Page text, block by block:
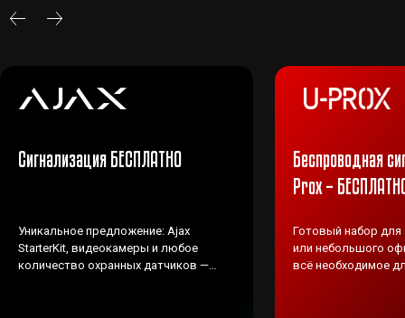
Сигнализация БЕСПЛАТНО
Уникальное предложение: Ajax
StarterKit, видеокамеры и любое
количество охранных датчиков —
Беспроводная
Prox –
Готовый набор
или небольшого
всё необходимое